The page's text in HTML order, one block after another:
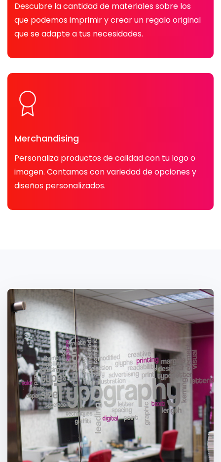
Descubre la cantidad de materiales sobre los
que podemos imprimir y crear un regalo original
que se adapte a tus necesidades.
Merchandising
Personaliza productos de calidad con tu logo o
imagen. Contamos con variedad de opciones y
diseños personalizados.